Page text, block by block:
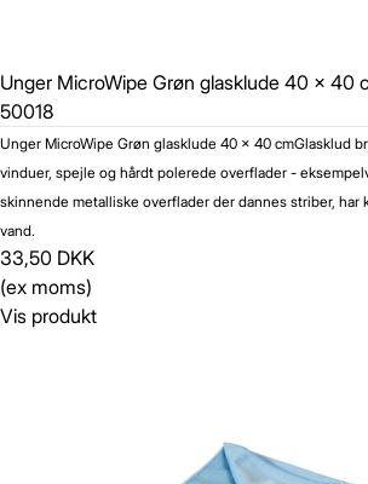
Unger MicroWipe Grøn glasklude 40 x 40
50018
Unger MicroWipe Grøn glasklude 40 x 40 cmGlasklud
vinduer, spejle og hårdt polerede overflader -
skinnende metalliske overflader der dannes striber, har
vand.
33,50 DKK
(ex moms)
Vis produkt